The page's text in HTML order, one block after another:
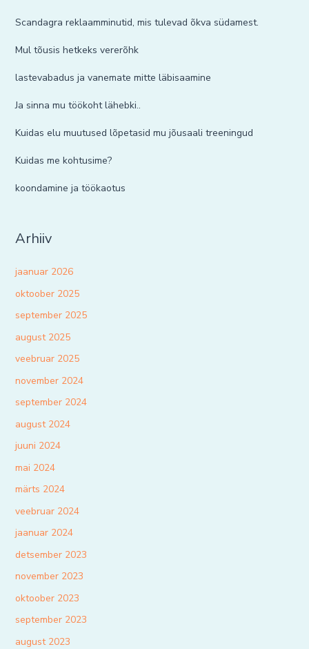
Scandagra reklaamminutid, mis tulevad õkva südamest.
Mul tõusis hetkeks vererõhk
lastevabadus ja vanemate mitte läbisaamine
Ja sinna mu töökoht lähebki..
Kuidas elu muutused lõpetasid mu jõusaali treeningud
Kuidas me kohtusime?
koondamine ja töökaotus
Arhiiv
jaanuar 2026
oktoober 2025
september 2025
august 2025
veebruar 2025
november 2024
september 2024
august 2024
juuni 2024
mai 2024
märts 2024
veebruar 2024
jaanuar 2024
detsember 2023
november 2023
oktoober 2023
september 2023
august 2023